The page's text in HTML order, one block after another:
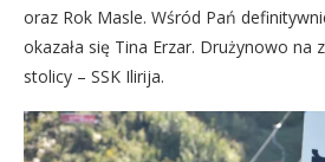
oraz Rok Masle. Wśród Pań
okazała się Tina Erzar. Drużynowo na
stolicy – SSK Ilirija.